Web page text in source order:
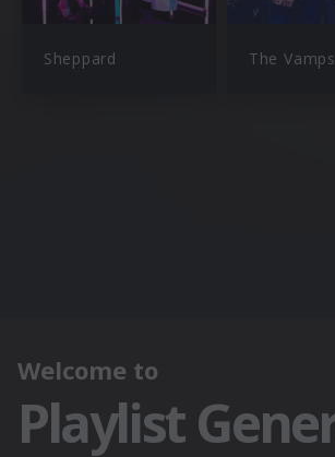
Sheppard The Vamps